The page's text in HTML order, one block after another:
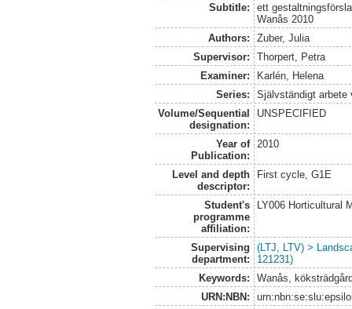
Subtitle:
ett
Wanås 2010
Authors:
Zuber, Julia
Supervisor:
Thorpert, Petra
Examiner:
Karlén, Helena
Series:
Självständigt arbete
Volume/Sequential
designation:
UNSPECIFIED
Year of
Publication:
2010
Level and depth
descriptor:
First cycle, G1E
Student's
programme
affiliation:
LY006 Horticultural
Supervising
department:
(LTJ, LTV) >
121231)
Keywords:
Wanås,
URN:NBN: